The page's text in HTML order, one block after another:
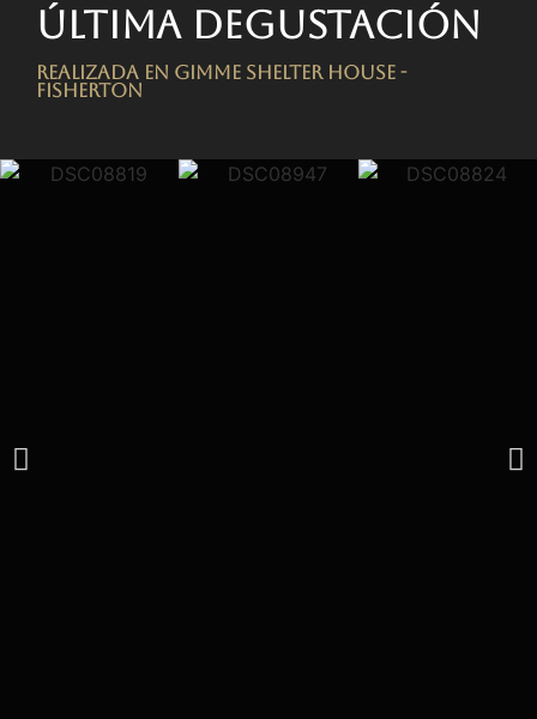
Última degustación
Realizada en Gimme Shelter House -
FISHERTON